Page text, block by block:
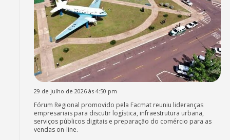
29 de julho de 2026 às 4:50 pm
Fórum Regional promovido pela Facmat reuniu lideranças
empresariais para discutir logística, infraestrutura urbana,
serviços públicos digitais e preparação do comércio para as
vendas on-line.